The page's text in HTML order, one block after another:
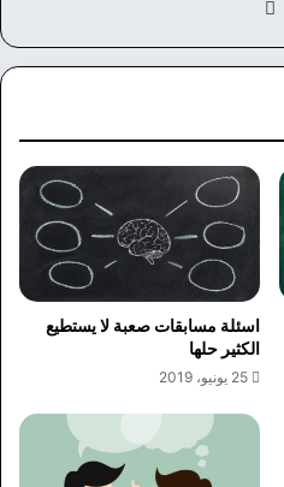
وك
اسئلة مسابقات صعبة لا يستطيع
الكثير حلها
25 يونيو، 2019